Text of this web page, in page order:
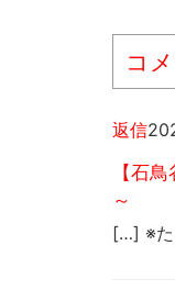
コ
返信
【石
～
[…] ※た